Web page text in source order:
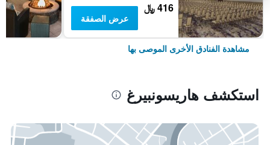
416 ﷼
عرض الصفقة
مشاهدة الفنادق الأخرى الموصى بها
استكشف هاريسونبيرغ